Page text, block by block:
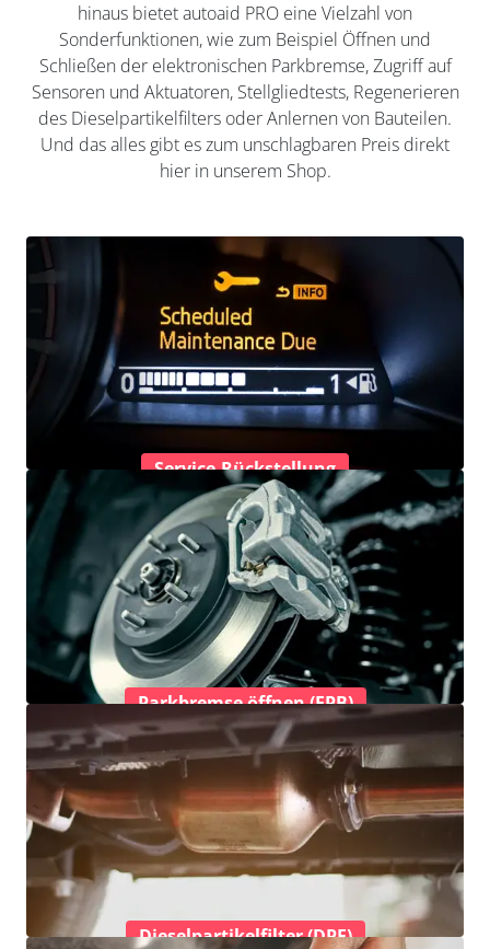
hinaus bietet autoaid PRO eine Vielzahl von
Sonderfunktionen, wie zum Beispiel Öffnen und
Schließen der elektronischen Parkbremse, Zugriff auf
Sensoren und Aktuatoren, Stellgliedtests, Regenerieren
des Dieselpartikelfilters oder Anlernen von Bauteilen.
Und das alles gibt es zum unschlagbaren Preis direkt
hier in unserem Shop.
Service-Rückstellung
Parkbremse öffnen (EPB)
Dieselpartikelfilter (DPF)